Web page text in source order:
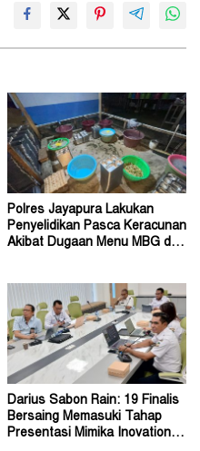
Polres Jayapura Lakukan
Penyelidikan Pasca Keracunan
Akibat Dugaan Menu MBG di
Darius Sabon Rain: 19 Finalis
Bersaing Memasuki Tahap
Presentasi Mimika Inovation